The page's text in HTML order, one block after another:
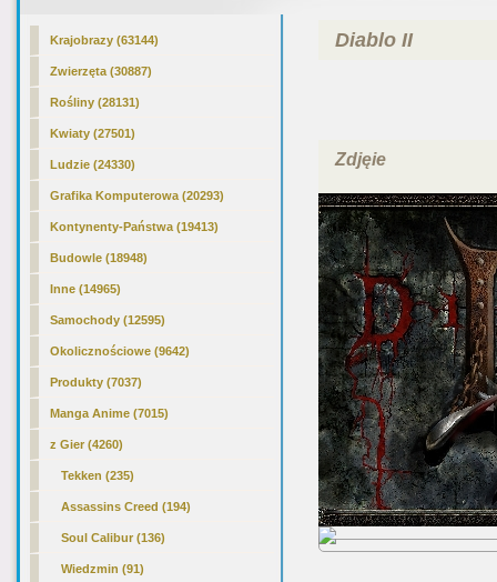
Krajobrazy (63144)
Zwierzęta (30887)
Rośliny (28131)
Kwiaty (27501)
Ludzie (24330)
Grafika Komputerowa (20293)
Kontynenty-Państwa (19413)
Budowle (18948)
Inne (14965)
Samochody (12595)
Okolicznościowe (9642)
Produkty (7037)
Manga Anime (7015)
z Gier (4260)
Tekken (235)
Assassins Creed (194)
Soul Calibur (136)
Wiedzmin (91)
Diablo II
Zdjęie